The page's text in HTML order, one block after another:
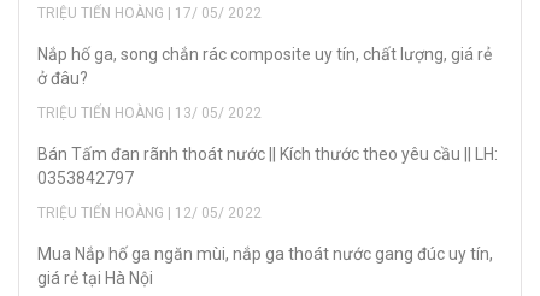
TRIỆU TIẾN HOÀNG | 17/ 05/ 2022
Nắp hố ga, song chắn rác composite uy tín, chất lượng, giá rẻ
ở đâu?
TRIỆU TIẾN HOÀNG | 13/ 05/ 2022
Bán Tấm đan rãnh thoát nước || Kích thước theo yêu cầu || LH:
0353842797
TRIỆU TIẾN HOÀNG | 12/ 05/ 2022
Mua Nắp hố ga ngăn mùi, nắp ga thoát nước gang đúc uy tín,
giá rẻ tại Hà Nội